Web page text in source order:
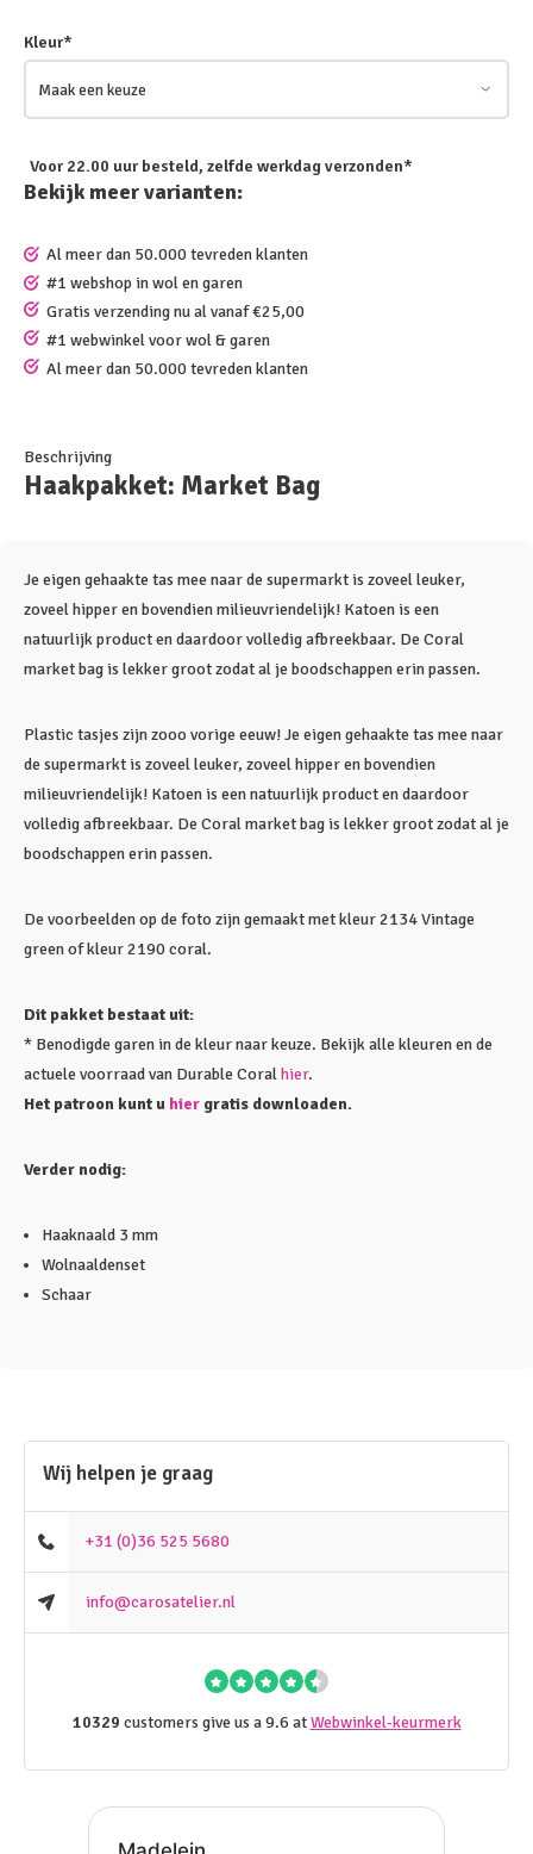
Kleur*
Voor 22.00 uur besteld, zelfde werkdag verzonden*
Bekijk meer varianten:
Al meer dan 50.000 tevreden klanten
#1 webshop in wol en garen
Gratis verzending nu al vanaf €25,00
#1 webwinkel voor wol & garen
Al meer dan 50.000 tevreden klanten
Beschrijving
Haakpakket: Market Bag
Je eigen gehaakte tas mee naar de supermarkt is zoveel leuker,
zoveel hipper en bovendien milieuvriendelijk! Katoen is een
natuurlijk product en daardoor volledig afbreekbaar. De Coral
market bag is lekker groot zodat al je boodschappen erin passen.
Plastic tasjes zijn zooo vorige eeuw! Je eigen gehaakte tas mee naar
de supermarkt is zoveel leuker, zoveel hipper en bovendien
milieuvriendelijk! Katoen is een natuurlijk product en daardoor
volledig afbreekbaar. De Coral market bag is lekker groot zodat al je
boodschappen erin passen.
De voorbeelden op de foto zijn gemaakt met kleur 2134 Vintage
green of kleur 2190 coral.
Dit pakket bestaat uit:
* Benodigde garen in de kleur naar keuze. Bekijk alle kleuren en de
actuele voorraad van Durable Coralhier.
Het patroon kunt u hier gratis downloaden.
Verder nodig:
Haaknaald 3 mm
Wolnaaldenset
Schaar
Wij helpen je graag
+31 (0)36 525 5680
info@carosatelier.nl
10329 customers give us a 9.6 atWebwinkel-keurmerk